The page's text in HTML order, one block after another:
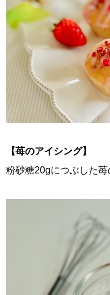
【苺のアイシング】
粉砂糖20gにつぶした苺